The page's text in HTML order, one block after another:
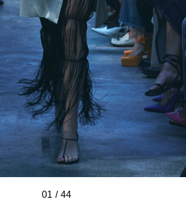
01 / 44
/////////
//////////////////////////////////